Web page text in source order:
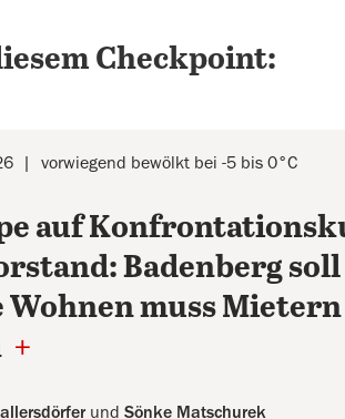
Checkpoint:
vorwiegend bewölkt bei -5 bis 0°C
auf
Badenberg
Wohnen muss
+
und Sönke Matschurek